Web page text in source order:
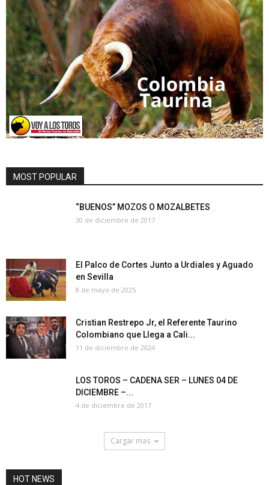
MOST POPULAR
“BUENOS” MOZOS O MOZALBETES
30 de diciembre de 2017
El Palco de Cortes Junto a Urdiales y Aguado
en Sevilla
8 de mayo de 2025
Cristian Restrepo Jr, el Referente Taurino
Colombiano que Llega a Cali...
11 de diciembre de 2024
LOS TOROS – CADENA SER – LUNES 04 DE
DICIEMBRE –...
4 de diciembre de 2017
Cargar mas
HOT NEWS